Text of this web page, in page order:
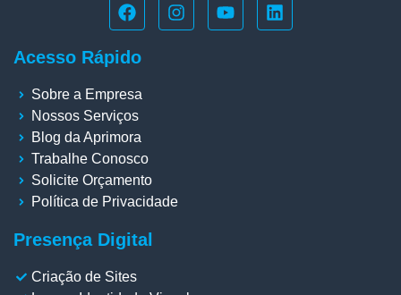
Acesso Rápido
Sobre a Empresa
Nossos Serviços
Blog da Aprimora
Trabalhe Conosco
Solicite Orçamento
Política de Privacidade
Presença Digital
Criação de Sites